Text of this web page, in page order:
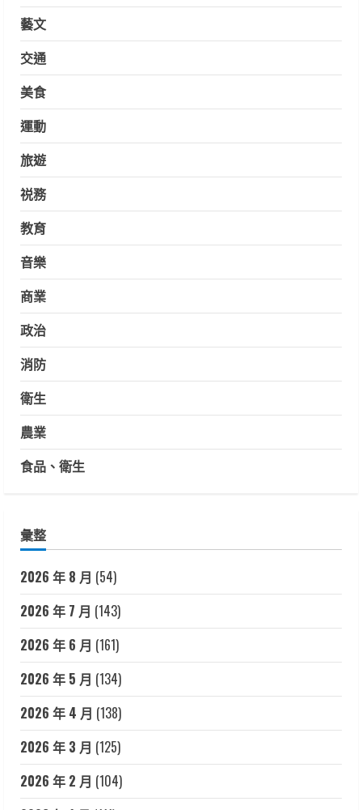
藝文
交通
美食
運動
旅遊
祱務
教育
音樂
商業
政治
消防
衛生
農業
食品、衛生
彙整
2026 年 8 月 (54)
2026 年 7 月 (143)
2026 年 6 月 (161)
2026 年 5 月 (134)
2026 年 4 月 (138)
2026 年 3 月 (125)
2026 年 2 月 (104)